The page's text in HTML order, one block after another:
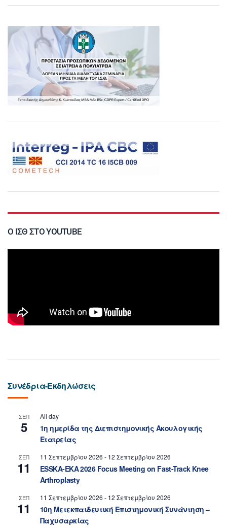
Ο ΙΣΘ ΣΤΟ YOUTUBE
Συνέδρια-Εκδηλώσεις
ΣΕΠ
5
All day
1η ημερίδα της Διεπιστημονικής Ακουλογικής
Εταιρείας
ΣΕΠ
11
11 Σεπτεμβρίου 2026 - 12 Σεπτεμβρίου 2026
ESSKA-EKA 2026 Focus Meeting on Fast-Track Knee
Arthroplasty
ΣΕΠ
11
11 Σεπτεμβρίου 2026 - 12 Σεπτεμβρίου 2026
10η Μετεκπαιδευτική Επιστημονική Συνάντηση –
Παχυσαρκίας